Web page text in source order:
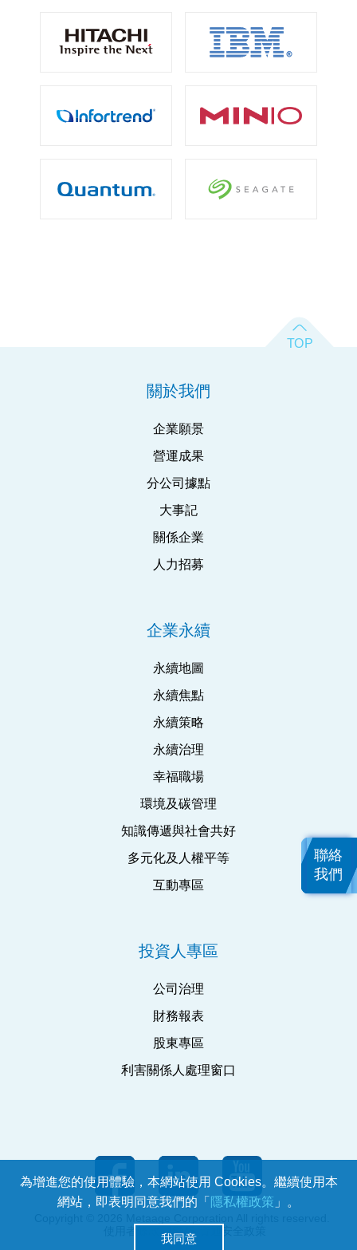
關於我們
企業願景
營運成果
分公司據點
大事記
關係企業
人力招募
企業永續
永續地圖
永續焦點
永續策略
永續治理
幸福職場
環境及碳管理
知識傳遞與社會共好
多元化及人權平等
互動專區
投資人專區
公司治理
財務報表
股東專區
利害關係人處理窗口
ISMS 資通安全政策
為增進您的使用體驗，本網站使用 Cookies。繼續使用本
網站，即表明同意我們的「 隱私權政策 」。
我同意
聯絡
我們